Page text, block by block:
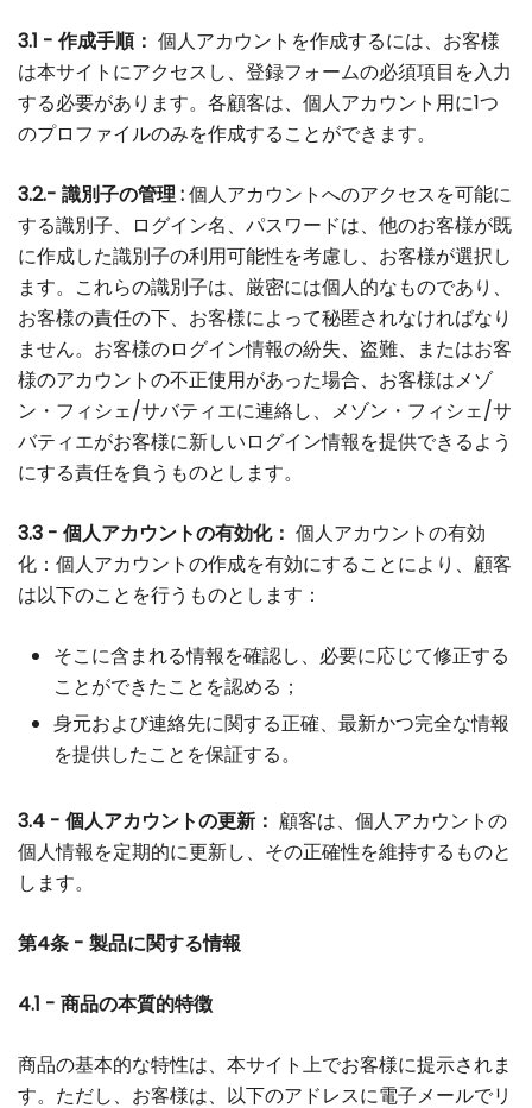
3.1 - 作成手順： 個人アカウントを作成するには、お客様
は本サイトにアクセスし、登録フォームの必須項目を入力
する必要があります。各顧客は、個人アカウント用に1つ
のプロファイルのみを作成することができます。
3.2.- 識別子の管理 :個人アカウントへのアクセスを可能に
する識別子、ログイン名、パスワードは、他のお客様が既
に作成した識別子の利用可能性を考慮し、お客様が選択し
ます。これらの識別子は、厳密には個人的なものであり、
お客様の責任の下、お客様によって秘匿されなければなり
ません。お客様のログイン情報の紛失、盗難、またはお客
様のアカウントの不正使用があった場合、お客様はメゾ
ン・フィシェ/サバティエに連絡し、メゾン・フィシェ/サ
バティエがお客様に新しいログイン情報を提供できるよう
にする責任を負うものとします。
3.3 - 個人アカウントの有効化： 個人アカウントの有効
化：個人アカウントの作成を有効にすることにより、顧客
は以下のことを行うものとします：
そこに含まれる情報を確認し、必要に応じて修正する
ことができたことを認める；
身元および連絡先に関する正確、最新かつ完全な情報
を提供したことを保証する。
3.4 - 個人アカウントの更新： 顧客は、個人アカウントの
個人情報を定期的に更新し、その正確性を維持するものと
します。
第4条 - 製品に関する情報
4.1 - 商品の本質的特徴
商品の基本的な特性は、本サイト上でお客様に提示されま
す。ただし、お客様は、以下のアドレスに電子メールでリ